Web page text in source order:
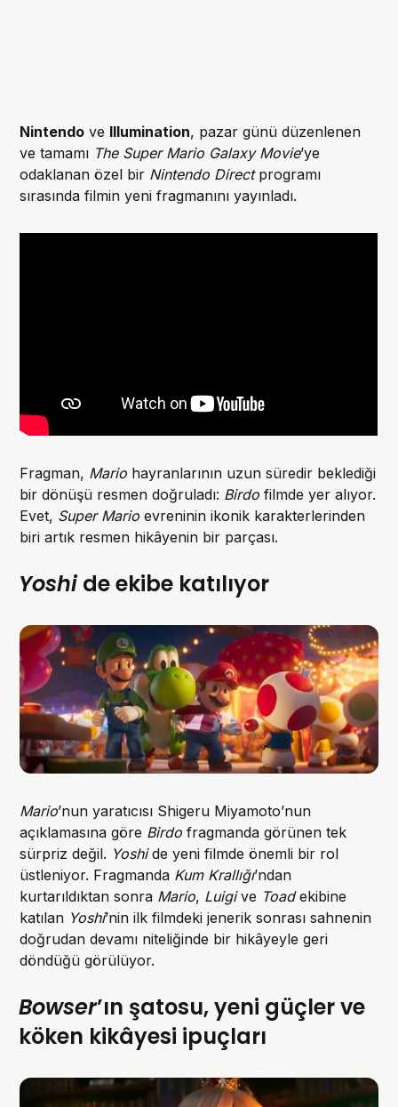
Nintendo ve Illumination, pazar günü düzenlenen
ve tamamı The Super Mario Galaxy Movie’ye
odaklanan özel bir Nintendo Directprogramı
sırasında filmin yeni fragmanını yayınladı.
Fragman, Mario hayranlarının uzun süredir beklediği
bir dönüşü resmen doğruladı: Birdo filmde yer alıyor.
Evet, Super Mario evreninin ikonik karakterlerinden
biri artık resmen hikâyenin bir parçası.
Yoshide ekibe katılıyor
Mario’nun yaratıcısı Shigeru Miyamoto’nun
açıklamasına göre Birdo fragmanda görünen tek
sürpriz değil. Yoshide yeni filmde önemli bir rol
üstleniyor. Fragmanda Kum Krallığı’ndan
kurtarıldıktan sonra Mario, Luigive Toadekibine
katılan Yoshi’nin ilk filmdeki jenerik sonrası sahnenin
doğrudan devamı niteliğinde bir hikâyeyle geri
döndüğü görülüyor.
Bowser’ın şatosu, yeni güçler ve
köken kikâyesi ipuçları